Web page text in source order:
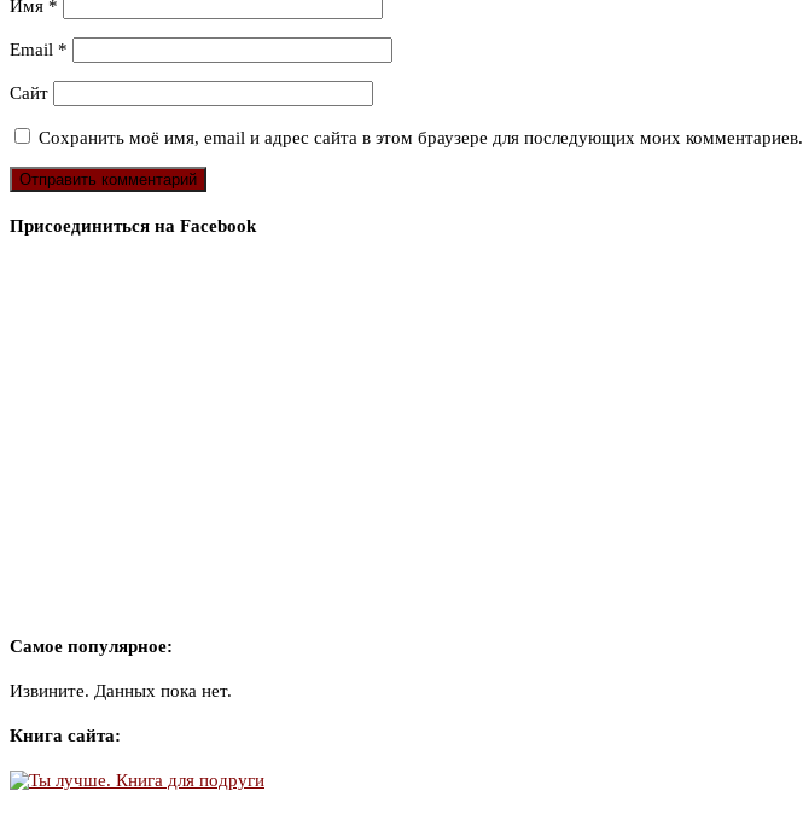
Имя *
Email *
Сайт
Сохранить моё имя, email и адрес сайта в этом браузере для последующих моих комментариев.
Присоединиться на Facebook
Самое популярное:
Извините. Данных пока нет.
Книга сайта: